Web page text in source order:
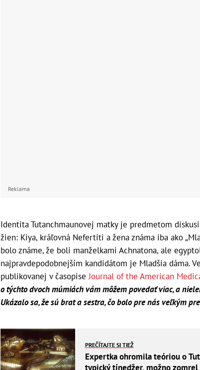
Reklama
Identita Tutanchmaunovej matky je predmetom
žien: Kiya, kráľovná Nefertiti a žena známa iba ako
bolo známe, že boli manželkami Achnatona, ale
najpravdepodobnejším kandidátom je Mladšia dáma.
publikovanej v časopiseJournal of the American
o týchto dvoch múmiách vám môžem povedať viac, a
Ukázalo sa, že sú brat a sestra, čo bolo pre nás veľkým
PREČÍTAJTE SI TIEŽ
Expertka ohromila teóriou o
typický tínedžer, možno